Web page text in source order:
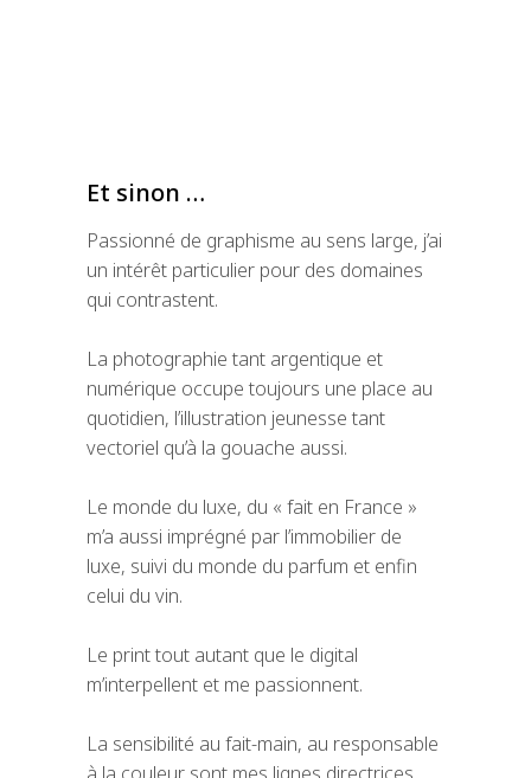
Et sinon …
Passionné de graphisme au sens large, j’ai
un intérêt particulier pour des domaines
qui contrastent.
La photographie tant argentique et
numérique occupe toujours une place au
quotidien, l’illustration jeunesse tant
vectoriel qu’à la gouache aussi.
Le monde du luxe, du « fait en France »
m’a aussi imprégné par l’immobilier de
luxe, suivi du monde du parfum et enfin
celui du vin.
Le printtout autant que le digital
m’interpellent et me passionnent.
La sensibilité au fait-main, au responsable